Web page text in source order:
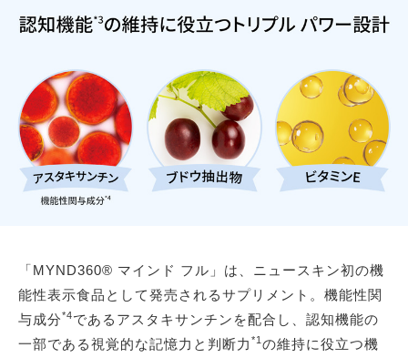
「MYND360® マインド フル」は、ニュースキン初の機
能性表示食品として発売されるサプリメント。機能性関
与成分*4であるアスタキサンチンを配合し、認知機能の
一部である視覚的な記憶力と判断力 *1の維持に役立つ機